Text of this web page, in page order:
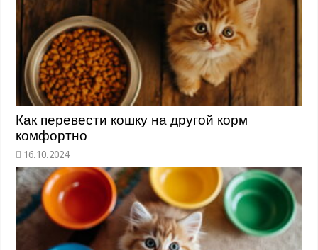
Как перевести кошку на другой корм
комфортно